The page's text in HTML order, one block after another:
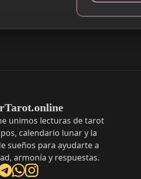
unimos lecturas de tarot
calendario lunar y la
sueños para ayudarte a
armonía y respuestas.